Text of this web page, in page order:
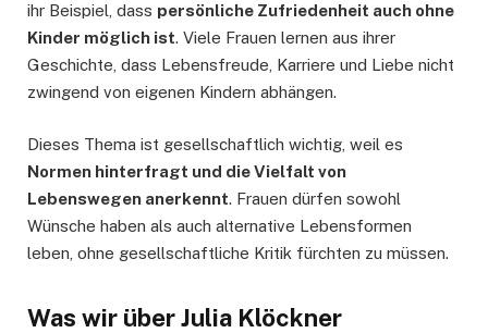
ihr Beispiel, dass persönliche Zufriedenheit auch ohne
Kinder möglich ist. Viele Frauen lernen aus ihrer
Geschichte, dass Lebensfreude, Karriere und Liebe nicht
zwingend von eigenen Kindern abhängen.
Dieses Thema ist gesellschaftlich wichtig, weil es
Normen hinterfragt und die Vielfalt von
Lebenswegen anerkennt. Frauen dürfen sowohl
Wünsche haben als auch alternative Lebensformen
leben, ohne gesellschaftliche Kritik fürchten zu müssen.
Was wir über Julia Klöckner